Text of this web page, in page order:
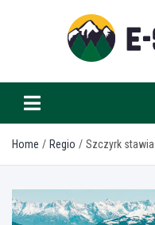
e-
Home Regio Szczyrk